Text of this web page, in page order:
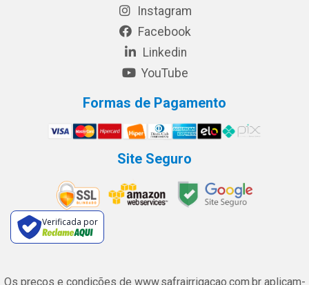
Instagram
Facebook
Linkedin
YouTube
Formas de Pagamento
Site Seguro
Verificada por
Os preços e condições de www.safrairrigacao.com.br aplicam-